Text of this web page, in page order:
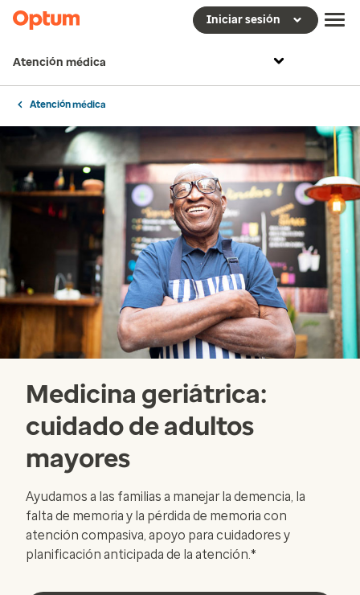
Iniciar sesión
Atención médica
Atención médica
Medicina geriátrica:
cuidado de adultos
mayores
Ayudamos a las familias a manejar la demencia, la
falta de memoria y la pérdida de memoria con
atención compasiva, apoyo para cuidadores y
planificación anticipada de la atención.*